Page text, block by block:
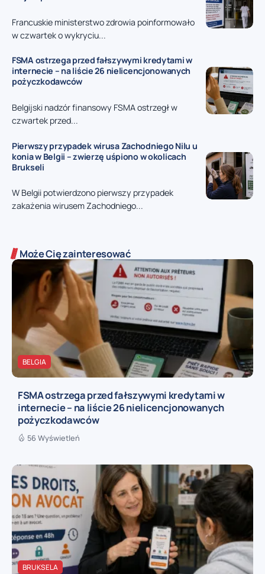
Francuskie ministerstwo zdrowia poinformowało
w czwartek o wykryciu...
FSMA ostrzega przed fałszywymi kredytami w
internecie – na liście 26 nielicencjonowanych
pożyczkodawców
Belgijski nadzór finansowy FSMA ostrzegł w
czwartek przed...
Pierwszy przypadek wirusa Zachodniego Nilu u
konia w Belgii – zwierzę uśpiono w okolicach
Brukseli
W Belgii potwierdzono pierwszy przypadek
zakażenia wirusem Zachodniego...
Może Cię zainteresować
BELGIA
FSMA ostrzega przed fałszywymi kredytami w
internecie – na liście 26 nielicencjonowanych
pożyczkodawców
56 Wyświetleń
BRUKSELA